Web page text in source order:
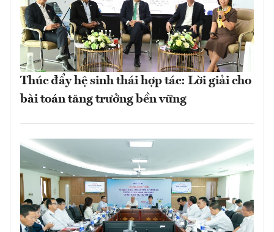
Thúc đẩy hệ sinh thái hợp tác: Lời giải cho
bài toán tăng trưởng bền vững